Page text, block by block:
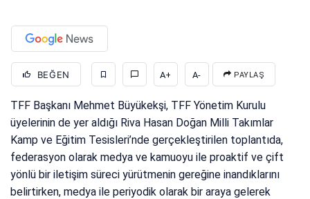
BEĞEN A+ A- PAYLAŞ
TFF Başkanı Mehmet Büyükekşi, TFF Yönetim Kurulu
üyelerinin de yer aldığı Riva Hasan Doğan Milli Takımlar
Kamp ve Eğitim Tesisleri’nde gerçekleştirilen toplantıda,
federasyon olarak medya ve kamuoyu ile proaktif ve çift
yönlü bir iletişim süreci yürütmenin gereğine inandıklarını
belirtirken, medya ile periyodik olarak bir araya gelerek